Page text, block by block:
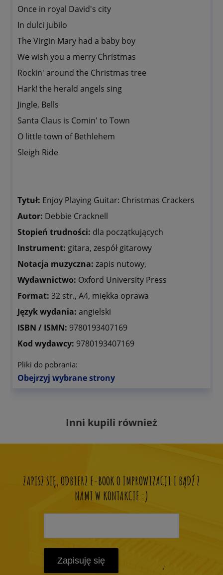
Once in royal David's city
In dulci jubilo
The Virgin Mary had a baby boy
We wish you a merry Christmas
Rockin' around the Christmas tree
Hark! the herald angels sing
Jingle, Bells
Santa Claus is Comin' to Town
O little town of Bethlehem
Sleigh Ride
Tytuł: Enjoy Playing Guitar: Christmas Crackers
Autor: Debbie Cracknell
Stopień trudności: dla początkujących
Instrument: gitara, zespół gitarowy
Notacja muzyczna: zapis nutowy,
Wydawnictwo: Oxford University Press
Format: 32 str., A4, miękka oprawa
Język wydania: angielski
ISBN / ISMN: 9780193407169
Kod wydawcy: 9780193407169
Pliki do pobrania:
Obejrzyj wybrane strony
Inni kupili również
ZAPISZ SIĘ, ODBIERZ E-BOOK O IMPROWIZACJI I BĄDŹ Z
NAMI W KONTAKCIE :)
Zapisuję się